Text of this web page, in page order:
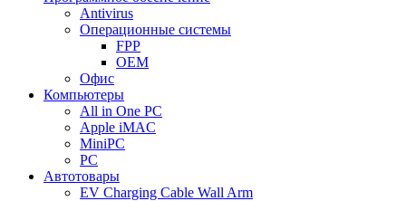
Antivirus
Операционные системы
FPP
OEM
Офис
Компьютеры
All in One PC
Apple iMAC
MiniPC
PC
Автотовары
EV Charging Cable Wall Arm